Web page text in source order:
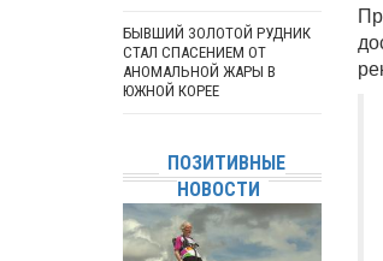
БЫВШИЙ ЗОЛОТОЙ РУДНИК
СТАЛ СПАСЕНИЕМ ОТ
АНОМАЛЬНОЙ ЖАРЫ В
ЮЖНОЙ КОРЕЕ
ПОЗИТИВНЫЕ
НОВОСТИ